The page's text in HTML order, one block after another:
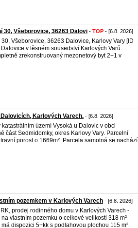
30, Všeborovice, 36263 Dalovi - TOP - [6.8. 2026]
Všeborovice, 36263 Dalovice, Karlovy Vary [ID
v těsném sousedství Karlových Varů.
zrekonstruovaný mezonetový byt 2+1 v
Karlových Varech. - [6.8. 2026]
území Vysoká u Dalovic v obci
část Sedmidomky, okres Karlovy Vary. Parcelní
porost o 1669m². Parcela samotná se nachází
pozemkem v Karlových Varech - [6.8. 2026]
prodej rodinného domu v Karlových Varech -
vlastním pozemku o celkové velikosti 318 m²
dispozici 5+kk s podlahovou plochou 115 m².